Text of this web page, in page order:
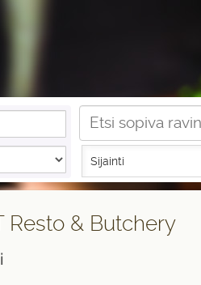
Sijainti
Resto & Butchery